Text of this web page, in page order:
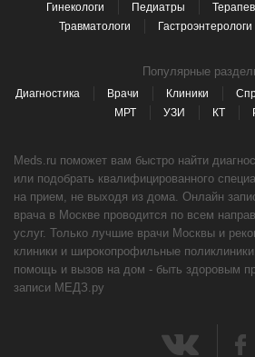
Гинекологи Педиатры
Травматологи
Гастроэнтерологи
Популярные
Диагностика Врачи Клиники
МРТ
УЗИ КТ
Meds.ru поможет вам быстро найти
или подобрать квалифицированного
на прием, не выходя из дома. Онлайн
врача в Москве проводится по всем
услуг. Только лучшие врачи Москвы и
клиники и широкопрофильные
помощь и вызов на дом - быть здоровым
записи МЕДЗ.ру